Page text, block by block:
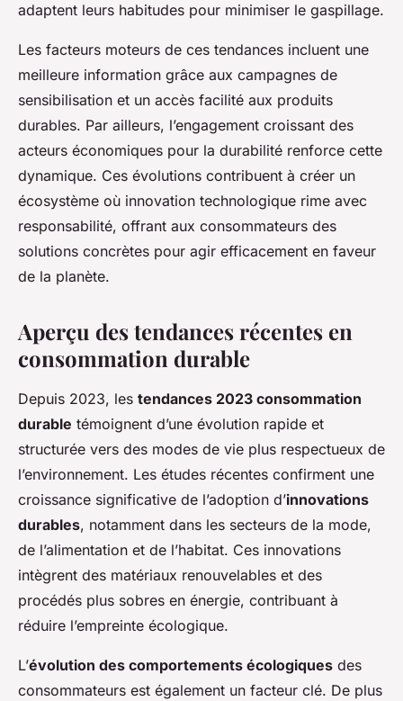
adaptent leurs habitudes pour minimiser le gaspillage.
Les facteurs moteurs de ces tendances incluent une
meilleure information grâce aux campagnes de
sensibilisation et un accès facilité aux produits
durables. Par ailleurs, l’engagement croissant des
acteurs économiques pour la durabilité renforce cette
dynamique. Ces évolutions contribuent à créer un
écosystème où innovation technologique rime avec
responsabilité, offrant aux consommateurs des
solutions concrètes pour agir efficacement en faveur
de la planète.
Aperçu des tendances récentes en
consommation durable
Depuis 2023, les tendances 2023 consommation
durable témoignent d’une évolution rapide et
structurée vers des modes de vie plus respectueux de
l’environnement. Les études récentes confirment une
croissance significative de l’adoption d’innovations
durables, notamment dans les secteurs de la mode,
de l’alimentation et de l’habitat. Ces innovations
intègrent des matériaux renouvelables et des
procédés plus sobres en énergie, contribuant à
réduire l’empreinte écologique.
L’évolution des comportements écologiques des
consommateurs est également un facteur clé. De plus